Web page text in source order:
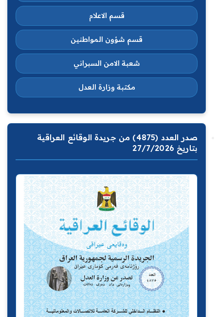
قسم الاعلام
قسم شؤون المواطنين
شعبة الامن السبراني
مكتبة وزارة العدل
صدر العدد (4875) من جريدة الوقائع العراقية
بتاريخ 27/7/2026